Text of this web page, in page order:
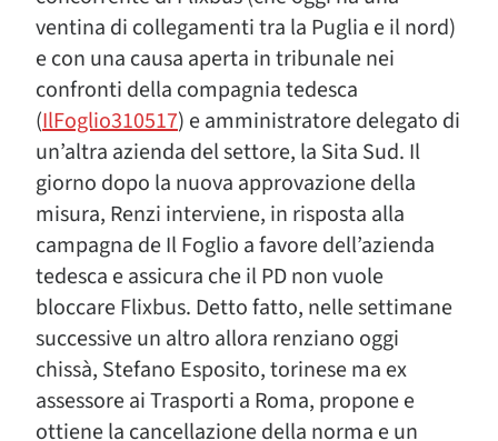
ventina di collegamenti tra la Puglia e il nord)
e con una causa aperta in tribunale nei
confronti della compagnia tedesca
(IlFoglio310517) e amministratore delegato di
un’altra azienda del settore, la Sita Sud. Il
giorno dopo la nuova approvazione della
misura, Renzi interviene, in risposta alla
campagna de Il Foglio a favore dell’azienda
tedesca e assicura che il PD non vuole
bloccare Flixbus. Detto fatto, nelle settimane
successive un altro allora renziano oggi
chissà, Stefano Esposito, torinese ma ex
assessore ai Trasporti a Roma, propone e
ottiene la cancellazione della norma e un